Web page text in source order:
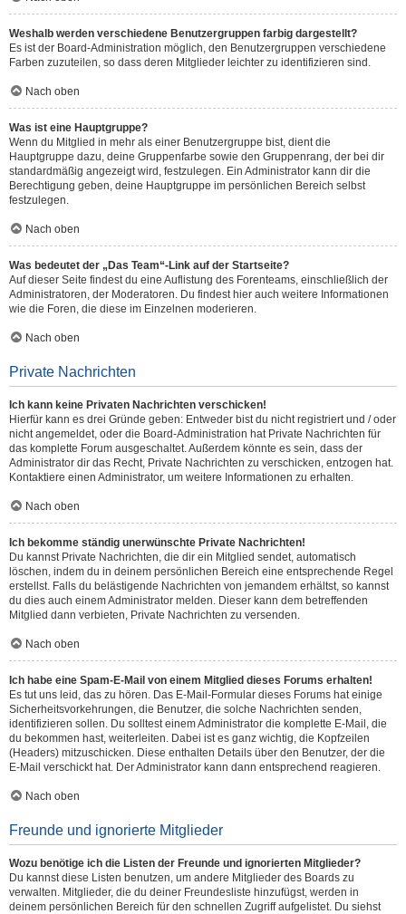
Weshalb werden verschiedene Benutzergruppen farbig dargestellt?
Es ist der Board-Administration möglich, den Benutzergruppen verschiedene
Farben zuzuteilen, so dass deren Mitglieder leichter zu identifizieren sind.
Nach oben
Was ist eine Hauptgruppe?
Wenn du Mitglied in mehr als einer Benutzergruppe bist, dient die
Hauptgruppe dazu, deine Gruppenfarbe sowie den Gruppenrang, der bei dir
standardmäßig angezeigt wird, festzulegen. Ein Administrator kann dir die
Berechtigung geben, deine Hauptgruppe im persönlichen Bereich selbst
festzulegen.
Nach oben
Was bedeutet der „Das Team“-Link auf der Startseite?
Auf dieser Seite findest du eine Auflistung des Forenteams, einschließlich der
Administratoren, der Moderatoren. Du findest hier auch weitere Informationen
wie die Foren, die diese im Einzelnen moderieren.
Nach oben
Private Nachrichten
Ich kann keine Privaten Nachrichten verschicken!
Hierfür kann es drei Gründe geben: Entweder bist du nicht registriert und / oder
nicht angemeldet, oder die Board-Administration hat Private Nachrichten für
das komplette Forum ausgeschaltet. Außerdem könnte es sein, dass der
Administrator dir das Recht, Private Nachrichten zu verschicken, entzogen hat.
Kontaktiere einen Administrator, um weitere Informationen zu erhalten.
Nach oben
Ich bekomme ständig unerwünschte Private Nachrichten!
Du kannst Private Nachrichten, die dir ein Mitglied sendet, automatisch
löschen, indem du in deinem persönlichen Bereich eine entsprechende Regel
erstellst. Falls du belästigende Nachrichten von jemandem erhältst, so kannst
du dies auch einem Administrator melden. Dieser kann dem betreffenden
Mitglied dann verbieten, Private Nachrichten zu versenden.
Nach oben
Ich habe eine Spam-E-Mail von einem Mitglied dieses Forums erhalten!
Es tut uns leid, das zu hören. Das E-Mail-Formular dieses Forums hat einige
Sicherheitsvorkehrungen, die Benutzer, die solche Nachrichten senden,
identifizieren sollen. Du solltest einem Administrator die komplette E-Mail, die
du bekommen hast, weiterleiten. Dabei ist es ganz wichtig, die Kopfzeilen
(Headers) mitzuschicken. Diese enthalten Details über den Benutzer, der die
E-Mail verschickt hat. Der Administrator kann dann entsprechend reagieren.
Nach oben
Freunde und ignorierte Mitglieder
Wozu benötige ich die Listen der Freunde und ignorierten Mitglieder?
Du kannst diese Listen benutzen, um andere Mitglieder des Boards zu
verwalten. Mitglieder, die du deiner Freundesliste hinzufügst, werden in
deinem persönlichen Bereich für den schnellen Zugriff aufgelistet. Du siehst